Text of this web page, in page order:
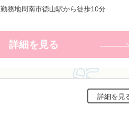
勤務地周南市徳山駅から徒歩10分
詳細を見る
詳細を見